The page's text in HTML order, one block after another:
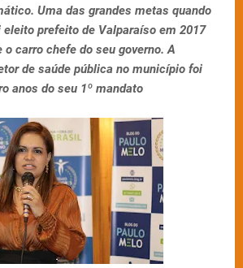
Uma das grandes metas quando
prefeito de Valparaíso em 2017
o carro chefe do seu governo. A
de saúde pública no município foi
anos do seu 1º mandato